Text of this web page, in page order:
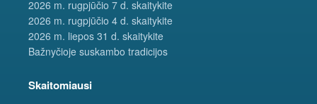
2026 m. rugpjūčio 7 d. skaitykite
2026 m. rugpjūčio 4 d. skaitykite
2026 m. liepos 31 d. skaitykite
Bažnyčioje suskambo tradicijos
Skaitomiausi